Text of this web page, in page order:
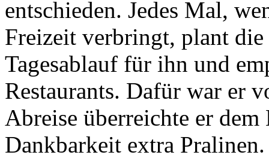
entschieden. Jedes Mal,
Freizeit verbringt, plant
Tagesablauf für ihn und
Restaurants. Dafür war er
Abreise überreichte er
Dankbarkeit extra Pralinen.